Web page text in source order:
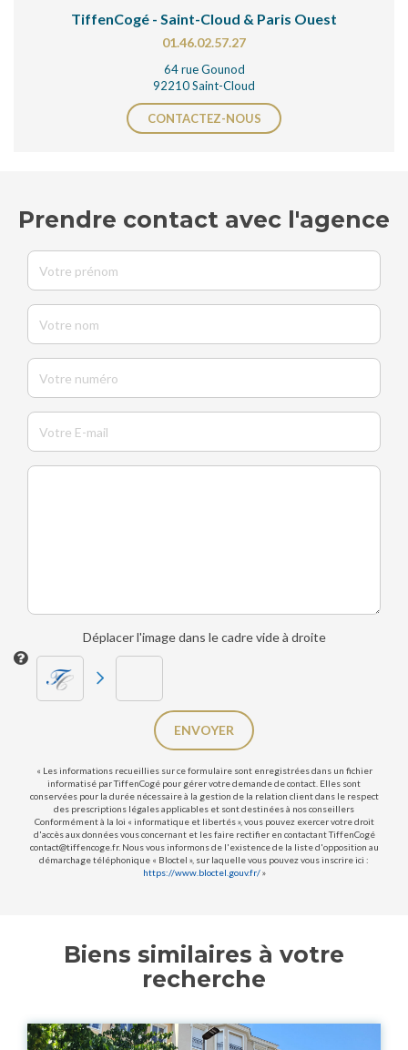
TiffenCogé - Saint-Cloud & Paris Ouest
01.46.02.57.27
64 rue Gounod
92210 Saint-Cloud
CONTACTEZ-NOUS
Prendre contact avec l'agence
Déplacer l'image dans le cadre vide à droite
ENVOYER
« Les informations recueillies sur ce formulaire sont enregistrées dans un fichier
informatisé par TiffenCogé pour gérer votre demande de contact. Elles sont
conservées pour la durée nécessaire à la gestion de la relation client dans le respect
des prescriptions légales applicables et sont destinées à nos conseillers
Conformément à la loi « informatique et libertés », vous pouvez exercer votre droit
d'accès aux données vous concernant et les faire rectifier en contactant TiffenCogé
contact@tiffencoge.fr. Nous vous informons de l'existence de la liste d'opposition au
démarchage téléphonique « Bloctel », sur laquelle vous pouvez vous inscrire ici :
https://www.bloctel.gouv.fr/»
Biens similaires à votre
recherche